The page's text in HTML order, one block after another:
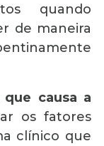
quando
de maneira
que causa a
os fatores
clínico que